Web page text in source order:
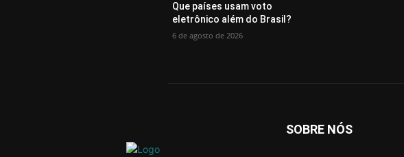
Que países usam voto
eletrônico além do Brasil?
6 de agosto de 2026
SOBRE NÓS